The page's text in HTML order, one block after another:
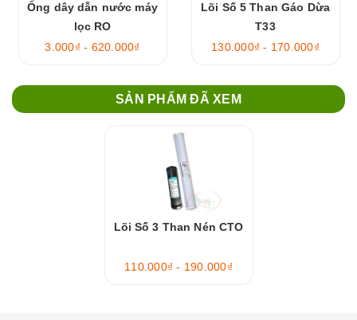
Ống dây dẫn nước máy
lọc RO
3.000₫ - 620.000₫
Lõi Số 5 Than Gáo Dừa
T33
130.000₫ - 170.000₫
SẢN PHẨM ĐÃ XEM
Lõi Số 3 Than Nén CTO
110.000₫ - 190.000₫